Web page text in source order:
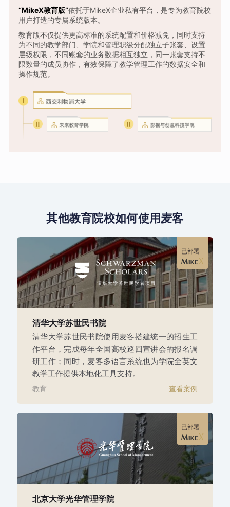
“MikeX教育版”依托于MikeX企业私有平台，是专为教育院校
用户打造的专属系统版本。
教育版不仅提供更高标准的系统配置和价格减免，同时支持
为不同的教学部门、学院和管理职级分配独立子账套、设置
层级权限，不同账套的业务数据相互独立，同一账套支持不
限数量的成员协作，有效保障了教学管理工作的数据安全和
操作规范。
其他教育院校如何使用麦客
已部署
清华大学苏世民书院
清华大学苏世民书院使用麦客搭建统一的招生工
作平台，完成每年全国高校巡回宣讲会的报名调
研工作；同时，麦客多语言系统也为学院全英文
教学工作提供本地化工具支持。
教育 查看案例
已部署
北京大学光华管理学院